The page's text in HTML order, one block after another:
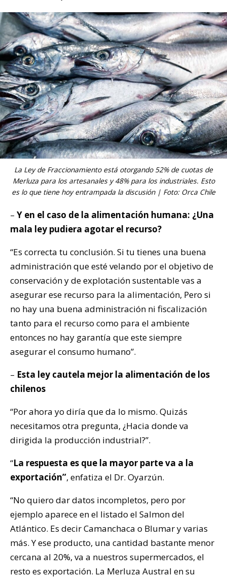
La Ley de Fraccionamiento está otorgando 52% de cuotas de
Merluza para los artesanales y 48% para los industriales. Esto
es lo que tiene hoy entrampada la discusión | Foto: Orca Chile
– Y en el caso de la alimentación humana: ¿Una
mala ley pudiera agotar el recurso?
“Es correcta tu conclusión. Si tu tienes una buena
administración que esté velando por el objetivo de
conservación y de explotación sustentable vas a
asegurar ese recurso para la alimentación, Pero si
no hay una buena administración ni fiscalización
tanto para el recurso como para el ambiente
entonces no hay garantía que este siempre
asegurar el consumo humano”.
– Esta ley cautela mejor la alimentación de los
chilenos
“Por ahora yo diría que da lo mismo. Quizás
necesitamos otra pregunta, ¿Hacia donde va
dirigida la producción industrial?”.
“La respuesta es que la mayor parte va a la
exportación”, enfatiza el Dr. Oyarzún.
“No quiero dar datos incompletos, pero por
ejemplo aparece en el listado el Salmon del
Atlántico. Es decir Camanchaca o Blumar y varias
más. Y ese producto, una cantidad bastante menor
cercana al 20%, va a nuestros supermercados, el
resto es exportación. La Merluza Austral en su